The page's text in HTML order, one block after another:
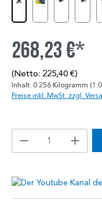
268,23 €*
(Netto: 225,40 €)
Inhalt: 0.256 Kilogramm
Preise inkl. MwSt. zzgl.